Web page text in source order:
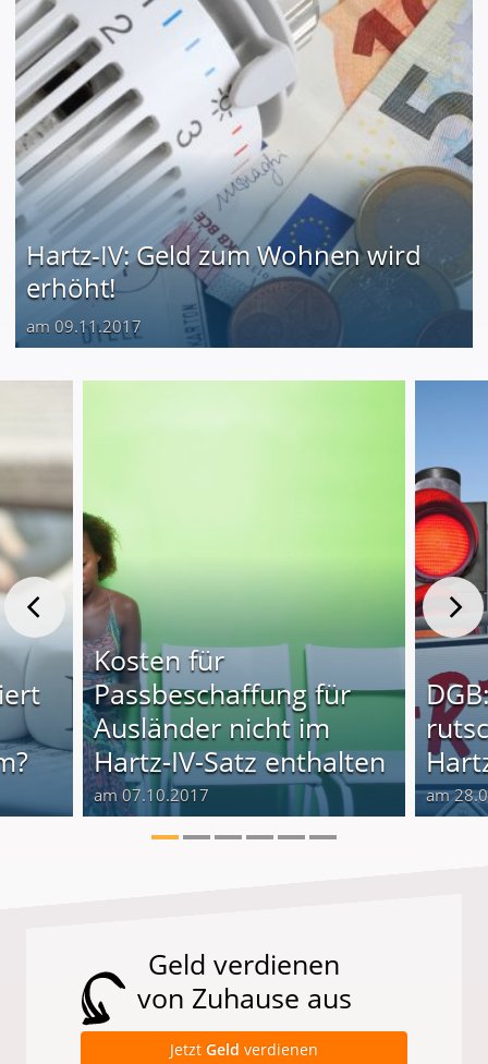
Hartz-IV: Geld zum Wohnen wird
erhöht!
am 09.11.2017
Kosten für
Passbeschaffung für
Ausländer nicht im
Hartz-IV-Satz enthalten
am 07.10.2017 am
Geld verdienen
von Zuhause aus
Jetzt Geld verdienen